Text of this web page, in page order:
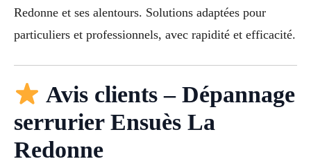
Redonne et ses alentours. Solutions adaptées pour
particuliers et professionnels, avec rapidité et efficacité.
Avis clients – Dépannage
serrurier Ensuès La
Redonne